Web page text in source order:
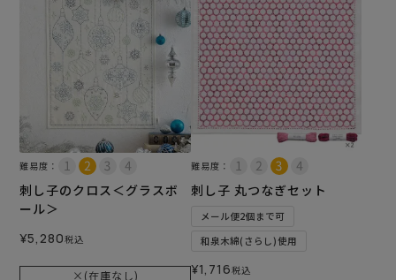
難易度：
刺し子のクロス＜グラスボ
ール＞
¥5,280税込
×(在庫なし)
難易度：
刺し子 丸つなぎセット
メール便2個まで可
和泉木綿(さらし)使用
¥1,716税込